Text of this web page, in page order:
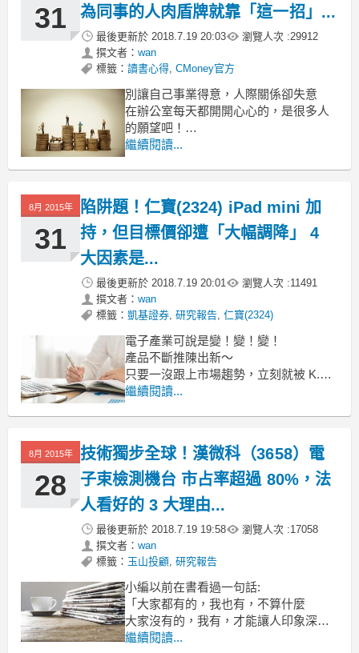
那你知道...
31
為同事的人肉盾牌就靠「這一招」...
最後更新於 2018.7.19 20:03 瀏覽人次 :29912
撰文者： wan
標籤： 讀書心得, CMoney官方
別讓自己事業得意，人際關係卻失意
在辦公室每天都開開心心的，是很多人
的願望吧！
很多人在事業上春風得意
繼續閱讀...
8月 2015年
31
陷阱題！仁寶(2324) iPad mini 加
持，但目標價卻遭「大幅調降」 4
大因素是...
最後更新於 2018.7.19 20:01 瀏覽人次 :11491
撰文者： wan
標籤： 凱基證券, 研究報告, 仁寶(2324)
電子產業可說是變！變！變！
產品不斷推陳出新～
只要一沒跟上市場趨勢，立刻就被 K.O
NB 代工廠為了不被時代淘汰，紛紛跟進
以近期新聞來看，大家都對仁寶滿樂觀
的
繼續閱讀...
8月 2015年
28
技術獨步全球！漢微科（3658）電
子束檢測機台 市占率超過 80%，法
人看好的 3 大理由...
最後更新於 2018.7.19 19:58 瀏覽人次 :17058
撰文者： wan
標籤： 玉山投顧, 研究報告
小編以前在書看過一句話:
「大家都有的，我也有，不算什麼
大家沒有的，我有，才能讓人印象深
刻」
繼續閱讀...